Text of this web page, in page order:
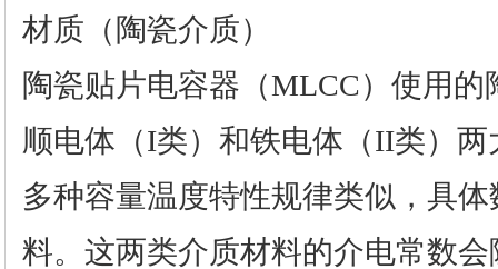
材质（陶瓷介质）
陶瓷贴片电容器（MLCC）使用
顺电体（I类）和铁电体（II类）
多种容量温度特性规律类似，具
料。这两类介质材料的介电常数